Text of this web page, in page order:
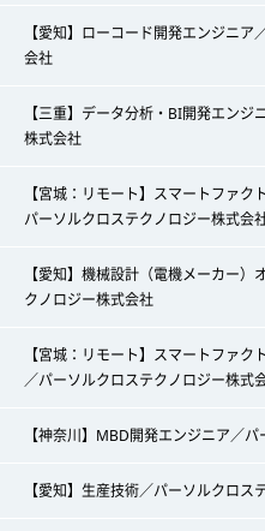
【愛知】ローコード開発エンジニ
会社
【三重】データ分析・BI開発エン
株式会社
【宮城：リモート】スマートファ
パーソルクロステクノロジー株式会
【愛知】機械設計（電機メーカー
クノロジー株式会社
【宮城：リモート】スマートファ
／パーソルクロステクノロジー株式
【神奈川】MBD開発エンジニア／
【愛知】生産技術／パーソルクロス